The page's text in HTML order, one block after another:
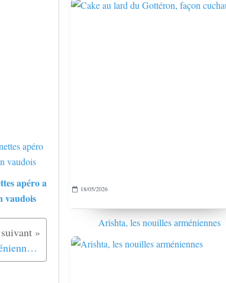
apéro a
vaudois
Sou-beureg, les lasagnes arméniennes au fromage
18/05/2026
Arishta, les nouilles arméniennes